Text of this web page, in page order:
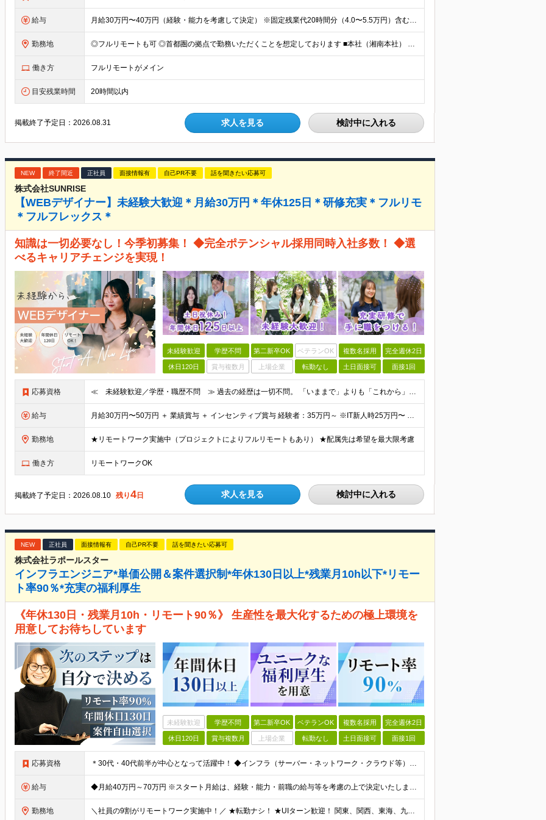
給与 月給30万円〜40万円（経験・能力を考慮して決定） ※固定残業代20時間分（4.0〜5.5万円）含む／超過分は全額支給 ※経験・スキルを考慮のうえ決定いたします ※6ヶ月の試用期間あり。期間中の待遇に
勤務地 ◎フルリモートも可 ◎首都圏の拠点で勤務いただくことを想定しております ■本社（湘南本社） 神奈川県藤沢市辻堂神台2-2-1 アイクロス湘南8階 └JR東海道線「辻堂駅」徒歩3分 ■東北支社 秋田
働き方 フルリモートがメイン
目安残業時間 20時間以内
掲載終了予定日：2026.08.31 求人を見る 検討中に入れる
NEW 終了間近 正社員 面接情報有 自己PR不要 話を聞きたい応募可
株式会社SUNRISE
【WEBデザイナー】未経験大歓迎＊月給30万円＊年休125日＊研修充実＊フルリモ
＊フルフレックス＊
知識は一切必要なし！今季初募集！ ◆完全ポテンシャル採用同時入社多数！ ◆選
べるキャリアチェンジを実現！
未経験歓迎 学歴不問 第二新卒OK ベテランOK 複数名採用 完全週休2日
休日120日 賞与複数月 上場企業 転勤なし 土日面接可 面接1回
応募資格 ≪ 未経験歓迎／学歴・職歴不問 ≫ 過去の経歴は一切不問。 「いままで」よりも「これから」を 重視した採用を行っています！ ▼▼こんな想いがある方大歓迎▼▼ ・WEBデザインに興味がある！ ・WEB
給与 ⽉給30万円〜50万円 ＋ 業績賞与 ＋ インセンティブ賞与 経験者：35万円～ ※IT新人時25万円〜 ※経験・スキルを考慮の上、決定します。 ※経験者は別途優遇！ ★試⽤期間：3ヶ⽉ ★学
勤務地 ★リモートワーク実施中（プロジェクトによりフルリモートもあり） ★配属先は希望を最⼤限考慮
働き方 リモートワークOK
掲載終了予定日：2026.08.10 残り4 日 求人を見る 検討中に入れる
NEW 正社員 面接情報有 自己PR不要 話を聞きたい応募可
株式会社ラポールスター
インフラエンジニア*単価公開＆案件選択制*年休130日以上*残業月10h以下*リモー
ト率90％*充実の福利厚生
《年休130日・残業月10h・リモート90％》 生産性を最大化するための極上環境を
用意してお待ちしています
未経験歓迎 学歴不問 第二新卒OK ベテランOK 複数名採用 完全週休2日
休日120日 賞与複数月 上場企業 転勤なし 土日面接可 面接1回
応募資格 ＊30代・40代前半が中心となって活躍中！ ◆インフラ（サーバー・ネットワーク・クラウド等）の設計、構築、テストいずれかの実務経験3年以上 ◆学歴不問 ★求める人物像： ◎他責ではなく、自身のキャ
給与 ◆月給40万円～70万円 ※スタート月給は、経験・能力・前職の給与等を考慮の上で決定いたします。 ※上記金額には残業の有無に関わらず、 月30時間分の固定残業代（7万6,000円～13万3,000円
勤務地 ＼社員の9割がリモートワーク実施中！／ ★転勤ナシ！ ★UIターン歓迎！ 関東、関西、東海、九州・中国エリアの各プロジェクト先から希望を優先して決定。 ※リモート案件も多数あり！ ◆関東エリア